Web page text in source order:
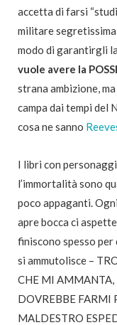
accetta di farsi
militare
modo di garantirgli
vuole avere la
strana ambizione,
campa dai tempi del
cosa ne sanno
I libri con
l’immortalità sono
poco appaganti.
apre bocca ci
finiscono spesso
si ammutolisce –
CHE MI AMMANTA,
DOVREBBE FARMI
MALDESTRO